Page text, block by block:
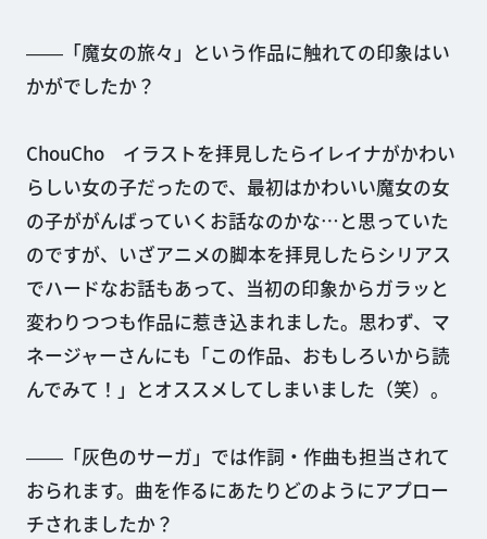
――「魔女の旅々」という作品に触れての印象はい
かがでしたか？
ChouCho イラストを拝見したらイレイナがかわい
らしい女の子だったので、最初はかわいい魔女の女
の子ががんばっていくお話なのかな…と思っていた
のですが、いざアニメの脚本を拝見したらシリアス
でハードなお話もあって、当初の印象からガラッと
変わりつつも作品に惹き込まれました。思わず、マ
ネージャーさんにも「この作品、おもしろいから読
んでみて！」とオススメしてしまいました（笑）。
――「灰色のサーガ」では作詞・作曲も担当されて
おられます。曲を作るにあたりどのようにアプロー
チされましたか？